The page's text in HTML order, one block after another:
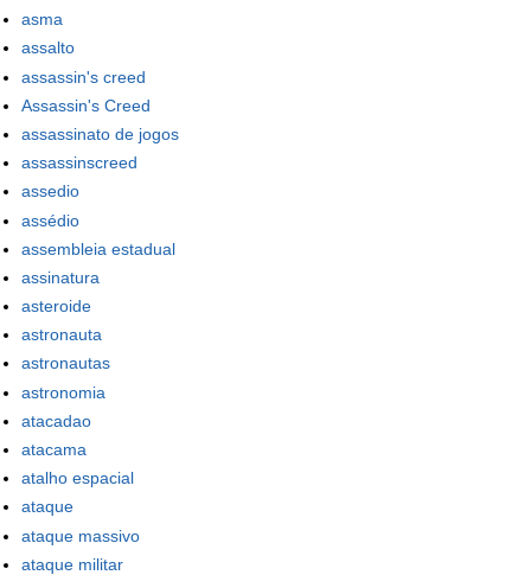
asma
assalto
assassin's creed
Assassin's Creed
assassinato de jogos
assassinscreed
assedio
assédio
assembleia estadual
assinatura
asteroide
astronauta
astronautas
astronomia
atacadao
atacama
atalho espacial
ataque
ataque massivo
ataque militar